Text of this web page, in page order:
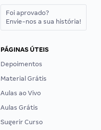
Foi aprovado?
Envie-nos a sua história!
PÁGINAS ÚTEIS
Depoimentos
Material Grátis
Aulas ao Vivo
Aulas Grátis
Sugerir Curso